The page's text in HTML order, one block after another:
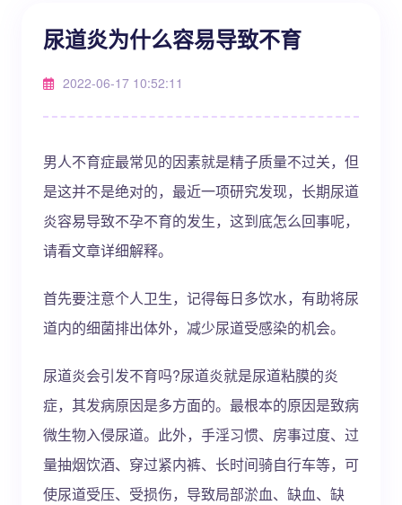
尿道炎为什么容易导致不育
2022-06-17 10:52:11
男人不育症最常见的因素就是精子质量不过关，但
是这并不是绝对的，最近一项研究发现，长期尿道
炎容易导致不孕不育的发生，这到底怎么回事呢，
请看文章详细解释。
首先要注意个人卫生，记得每日多饮水，有助将尿
道内的细菌排出体外，减少尿道受感染的机会。
尿道炎会引发不育吗?尿道炎就是尿道粘膜的炎
症，其发病原因是多方面的。最根本的原因是致病
微生物入侵尿道。此外，手淫习惯、房事过度、过
量抽烟饮酒、穿过紧内裤、长时间骑自行车等，可
使尿道受压、受损伤，导致局部淤血、缺血、缺